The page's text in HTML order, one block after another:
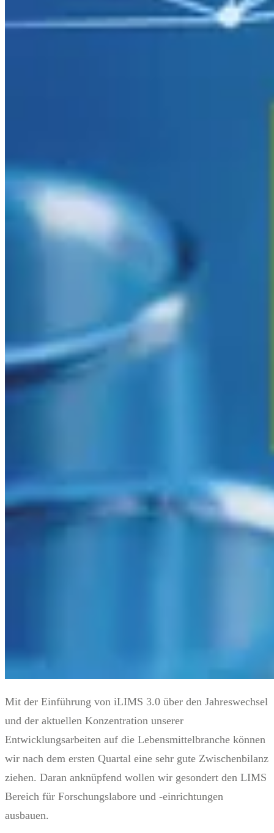
Mit der Einführung von iLIMS 3.0 über den Jahreswechsel
und der aktuellen Konzentration unserer
Entwicklungsarbeiten auf die Lebensmittelbranche können
wir nach dem ersten Quartal eine sehr gute Zwischenbilanz
ziehen. Daran anknüpfend wollen wir gesondert den LIMS
Bereich für Forschungslabore und -einrichtungen
ausbauen.